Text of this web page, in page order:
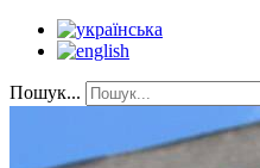
Пошук...